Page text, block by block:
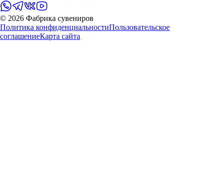
© 2026 Фабрика сувениров
Политика конфиденциальностиПользовательское
соглашениеКарта сайта